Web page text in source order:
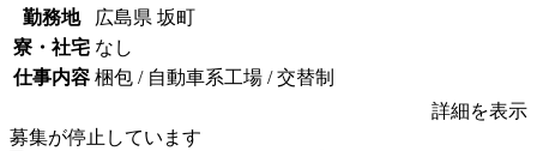
勤務地
広島県 坂町
寮・社宅 なし
仕事内容 梱包 / 自動車系工場 / 交替制
詳細を表示
募集が停止しています